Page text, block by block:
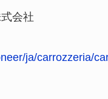
会社
ja/carrozzeria/